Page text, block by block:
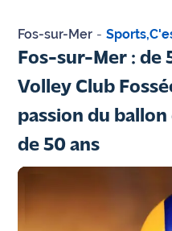
Martigues
de Berre
Marseille
- Aix
Fos-sur-Mer - Sports,
Fos-sur-Mer : de
Volley Club
passion du
de 50 ans